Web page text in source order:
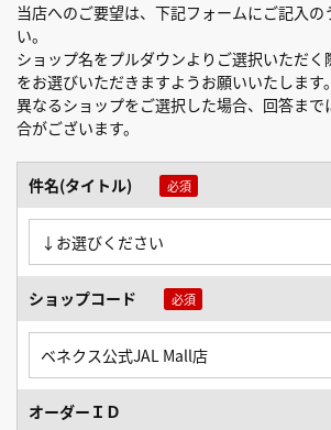
当店へのご要望は、下記フォームにご記入の
い。
ショップ名をプルダウンよりご選択いただ
をお選びいただきますようお願いいたします。
異なるショップをご選択した場合、回答ま
合がございます。
件名(タイトル)
ショップコード
オーダーＩＤ